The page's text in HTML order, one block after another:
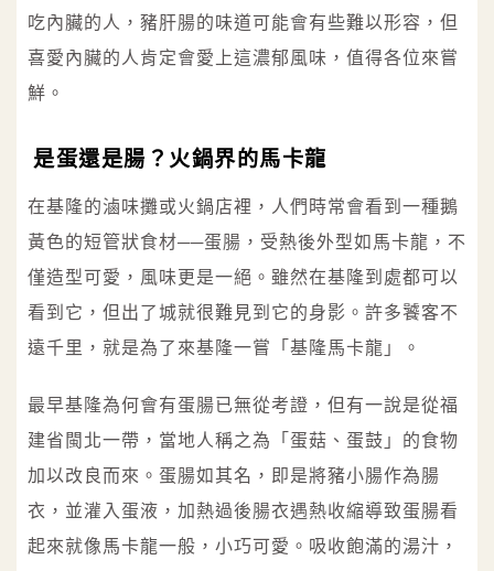
吃內臟的人，豬肝腸的味道可能會有些難以形容，但
喜愛內臟的人肯定會愛上這濃郁風味，值得各位來嘗
鮮。
是蛋還是腸？火鍋界的馬卡龍
在基隆的滷味攤或火鍋店裡，人們時常會看到一種鵝
黃色的短管狀食材──蛋腸，受熱後外型如馬卡龍，不
僅造型可愛，風味更是一絕。雖然在基隆到處都可以
看到它，但出了城就很難見到它的身影。許多饕客不
遠千里，就是為了來基隆一嘗「基隆馬卡龍」。
最早基隆為何會有蛋腸已無從考證，但有一說是從福
建省閩北一帶，當地人稱之為「蛋菇、蛋鼓」的食物
加以改良而來。蛋腸如其名，即是將豬小腸作為腸
衣，並灌入蛋液，加熱過後腸衣遇熱收縮導致蛋腸看
起來就像馬卡龍一般，小巧可愛。吸收飽滿的湯汁，